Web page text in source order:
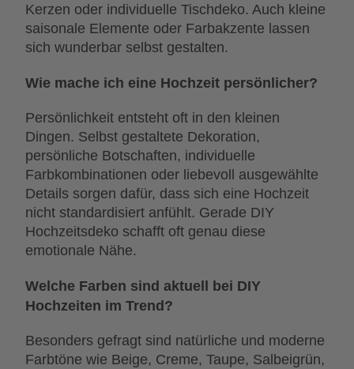
Kerzen oder individuelle Tischdeko. Auch kleine
saisonale Elemente oder Farbakzente lassen
sich wunderbar selbst gestalten.
Wie mache ich eine Hochzeit persönlicher?
Persönlichkeit entsteht oft in den kleinen
Dingen. Selbst gestaltete Dekoration,
persönliche Botschaften, individuelle
Farbkombinationen oder liebevoll ausgewählte
Details sorgen dafür, dass sich eine Hochzeit
nicht standardisiert anfühlt. Gerade DIY
Hochzeitsdeko schafft oft genau diese
emotionale Nähe.
Welche Farben sind aktuell bei DIY
Hochzeiten im Trend?
Besonders gefragt sind natürliche und moderne
Farbtöne wie Beige, Creme, Taupe, Salbeigrün,